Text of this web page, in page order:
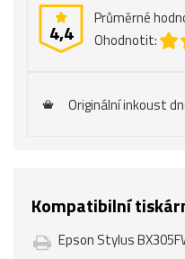
4,4
Průměrné
Ohodnotit:
Originální inkoust
Kompatibilní
Epson Stylus